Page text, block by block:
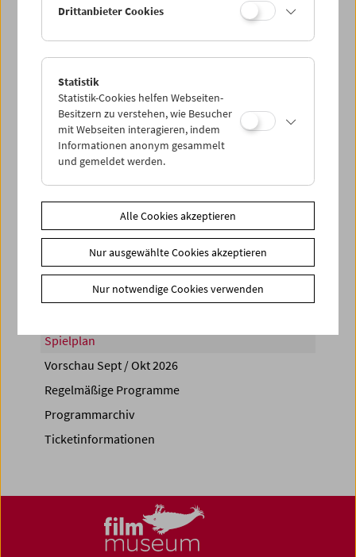
PROGRAMM ÜBERBLICK
Share on
Spielplan
Vorschau Sept / Okt 2026
Regelmäßige Programme
Programmarchiv
Ticketinformationen
Drittanbieter Cookies
Statistik
Statistik-Cookies helfen Webseiten-
Besitzern zu verstehen, wie Besucher
mit Webseiten interagieren, indem
Informationen anonym gesammelt
und gemeldet werden.
Alle Cookies akzeptieren
Nur ausgewählte Cookies akzeptieren
Nur notwendige Cookies verwenden